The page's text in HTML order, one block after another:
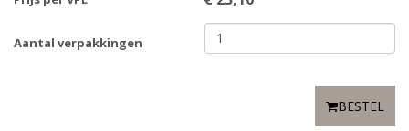
Aantal verpakkingen
BESTEL